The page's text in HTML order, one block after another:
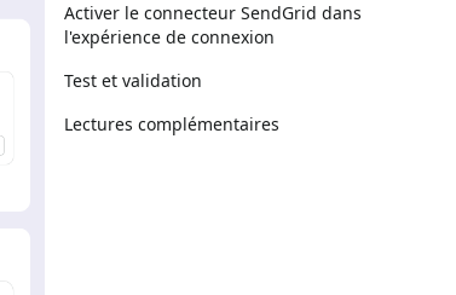
Activer le connecteur SendGrid dans
l'expérience de connexion
Test et validation
Lectures complémentaires